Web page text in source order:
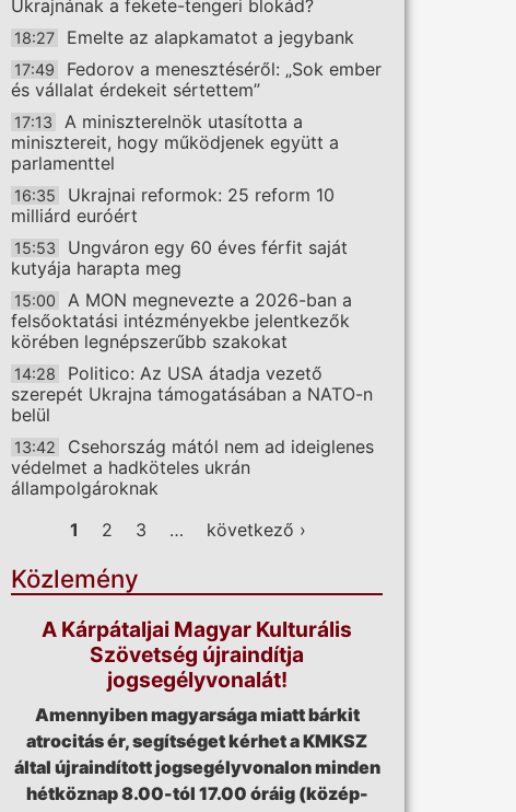
Ukrajnának a fekete-tengeri blokád?
18:27 Emelte az alapkamatot a jegybank
17:49
Fedorov a menesztéséről: „Sok ember
és vállalat érdekeit sértettem”
17:13
A miniszterelnök utasította a
minisztereit, hogy működjenek együtt a
parlamenttel
16:35
Ukrajnai reformok: 25 reform 10
milliárd euróért
15:53
Ungváron egy 60 éves férfit saját
kutyája harapta meg
15:00
A MON megnevezte a 2026-ban a
felsőoktatási intézményekbe jelentkezők
körében legnépszerűbb szakokat
14:28
Politico: Az USA átadja vezető
szerepét Ukrajna támogatásában a NATO-n
belül
13:42
Csehország mától nem ad ideiglenes
védelmet a hadköteles ukrán
állampolgároknak
Oldalak
1 2 3 … következő ›
Közlemény
A Kárpátaljai Magyar Kulturális
Szövetség újraindítja
jogsegélyvonalát!
Amennyiben magyarsága miatt bárkit
atrocitás ér, segítséget kérhet a KMKSZ
által újraindított jogsegélyvonalon minden
hétköznap 8.00-tól 17.00 óráig (közép-